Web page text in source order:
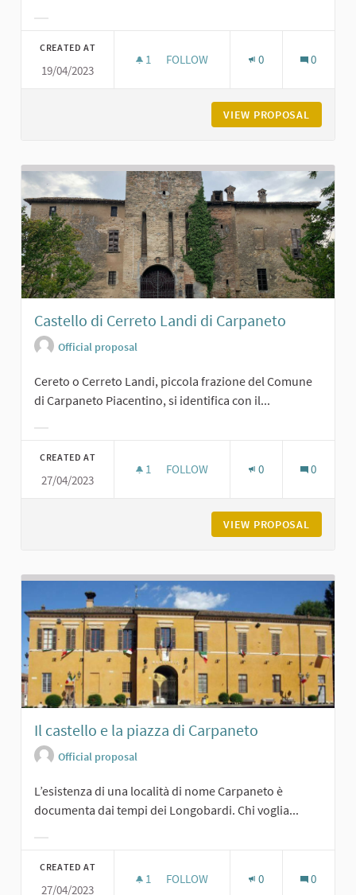
CREATED AT
19/04/2023
1 1 FOLLOWER
FOLLOW 0 0
VIEW PROPOSAL
Castello di Cerreto Landi di Carpaneto
Official proposal
Cereto o Cerreto Landi, piccola frazione del Comune
di Carpaneto Piacentino, si identifica con il...
CREATED AT
27/04/2023
1 1 FOLLOWER
FOLLOW 0 0
VIEW PROPOSAL
Il castello e la piazza di Carpaneto
Official proposal
L’esistenza di una località di nome Carpaneto è
documenta dai tempi dei Longobardi. Chi voglia...
CREATED AT
27/04/2023
1 1 FOLLOWER
FOLLOW 0 0